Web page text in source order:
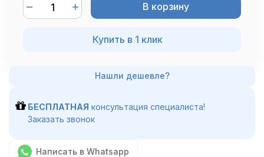
В корзину
Купить в 1 клик
БЕСПЛАТНАЯ консультация специалиста!
Заказать звонок
Написать в Whatsapp